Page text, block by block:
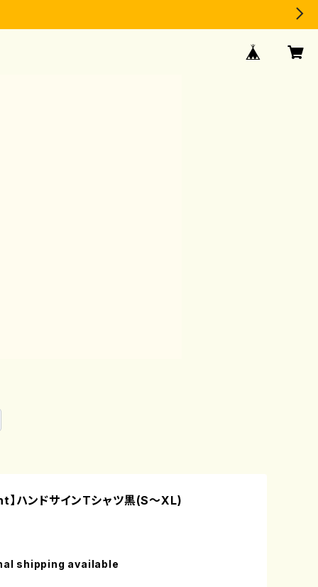
】ハンドサインTシャツ黒(S〜XL)
shipping available